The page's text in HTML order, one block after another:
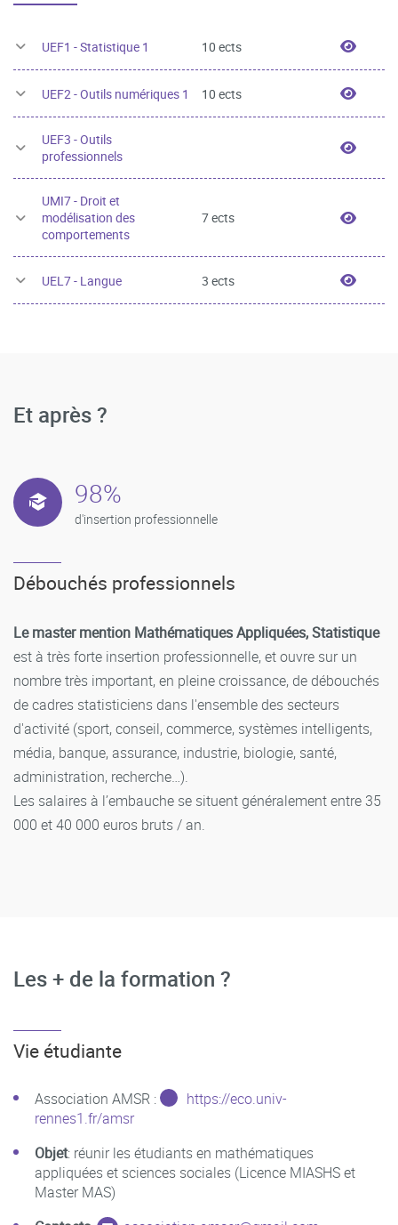
UEF1 - Statistique 1 10 ects UEF1
UEF2 - Outils numériques 1 10 ects UEF2
UEF3 - Outils
professionnels
UEF3
UMI7 - Droit et
modélisation des
comportements
7 ects UMI7
UEL7 - Langue 3 ects UEL7
Et après ?
98%
d'insertion professionnelle
Débouchés professionnels
Le master mention Mathématiques Appliquées, Statistique
est à très forte insertion professionnelle, et ouvre sur un
nombre très important, en pleine croissance, de débouchés
de cadres statisticiens dans l'ensemble des secteurs
d'activité (sport, conseil, commerce, systèmes intelligents,
média, banque, assurance, industrie, biologie, santé,
administration, recherche…).
Les salaires à l’embauche se situent généralement entre 35
000 et 40 000 euros bruts / an.
Les + de la formation ?
Vie étudiante
Association AMSR :
https://eco.univ-
rennes1.fr/amsr
Objet: réunir les étudiants en mathématiques
appliquées et sciences sociales (Licence MIASHS et
Master MAS)